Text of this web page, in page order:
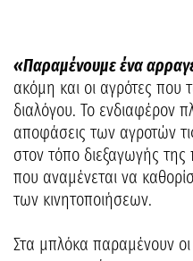
«Παραμένουμε ένα
ακόμη και οι αγρότες που
διαλόγου. Το ενδιαφέρον
αποφάσεις των αγροτών
στον τόπο διεξαγωγής
που αναμένεται να
των κινητοποιήσεων.
Στα μπλόκα παραμένουν